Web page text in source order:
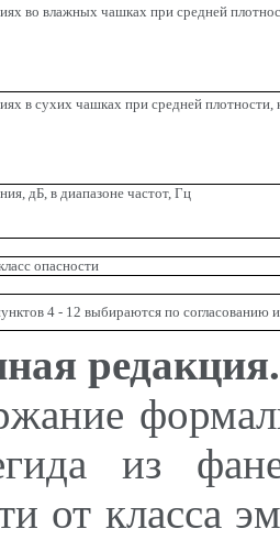
во влажных чашках при средней
в сухих чашках при средней плотности,
дБ, в диапазоне частот, Гц
опасности
4 - 12 выбираются по согласованию
из
от класса